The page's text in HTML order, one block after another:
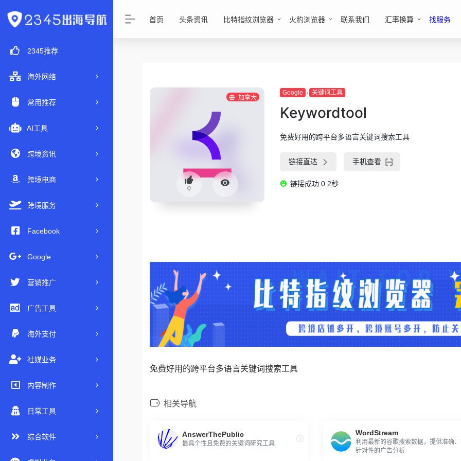
2345推荐
海外网络
常用推荐
AI工具
跨境资讯
跨境电商
跨境服务
Facebook
Google
营销推广
广告工具
海外支付
社媒业务
内容制作
日常工具
综合软件
首页 头条资讯 比特指纹浏览器 火豹浏览器 联系我们 汇率换算 找服务
加拿大
0
Google 关键词工具
Keywordtool
免费好用的跨平台多语言关键词搜索工具
链接直达 手机查看
链接成功:0.2秒
免费好用的跨平台多语言关键词搜索工具
相关导航
AnswerThePublic
最具个性且免费的关键词研究工具
WordStream
利用最新的谷歌搜索数据，提供准确
针对性的广告分析